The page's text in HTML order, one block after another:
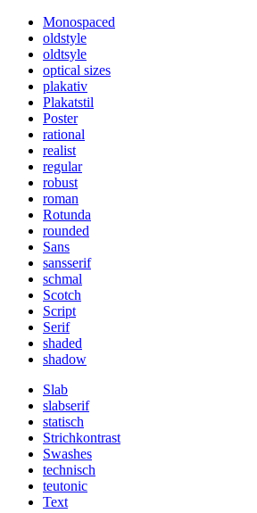
Monospaced
oldstyle
oldtsyle
optical sizes
plakativ
Plakatstil
Poster
rational
realist
regular
robust
roman
Rotunda
rounded
Sans
sansserif
schmal
Scotch
Script
Serif
shaded
shadow
Slab
slabserif
statisch
Strichkontrast
Swashes
technisch
teutonic
Text